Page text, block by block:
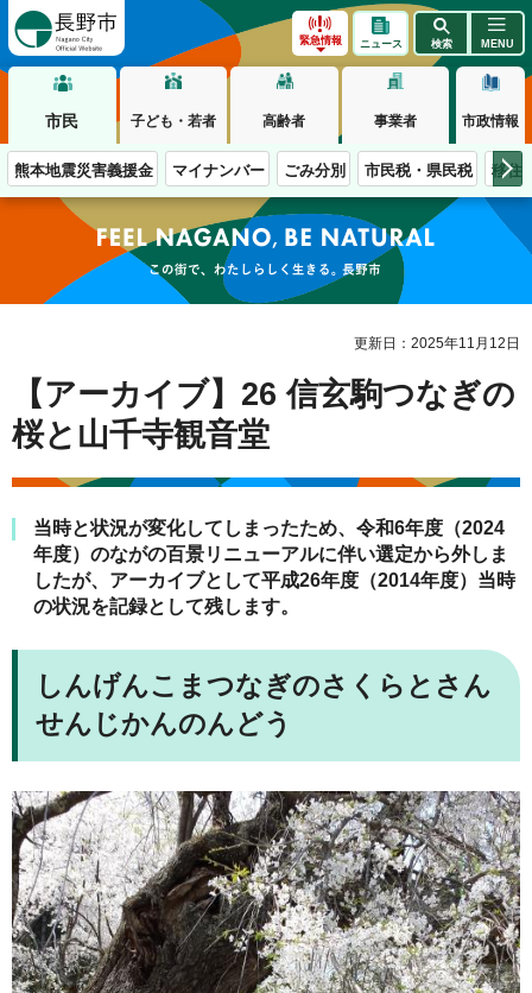
緊急情報 ニュース 検索 MENU
市民 子ども・若者 高齢者 事業者 市政情報
熊本地震災害義援金 マイナンバー ごみ分別 市民税・県民税 移住
この街で、わたしらしく生きる。長野市
更新日：2025年11月12日
【アーカイブ】26 信玄駒つなぎの
桜と山千寺観音堂
当時と状況が変化してしまったため、令和6年度（2024
年度）のながの百景リニューアルに伴い選定から外しま
したが、アーカイブとして平成26年度（2014年度）当時
の状況を記録として残します。
しんげんこまつなぎのさくらとさん
せんじかんのんどう